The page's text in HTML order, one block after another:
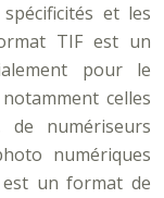
et les
TIF est un
pour le
celles
de numériseurs
numériques
est un format de